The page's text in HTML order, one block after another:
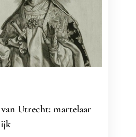
Utrecht: martelaar